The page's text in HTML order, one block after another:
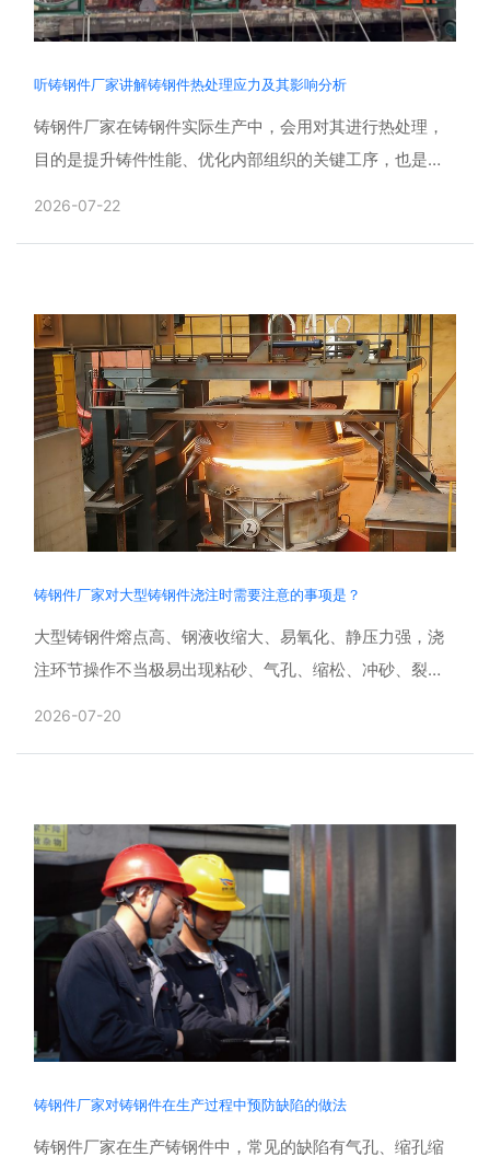
听铸钢件厂家讲解铸钢件热处理应力及其影响分析
铸钢件厂家在铸钢件实际生产中，会用对其进行热处理，
目的是提升铸件性能、优化内部组织的关键工序，也是把
2026-07-22
铸钢件厂家对大型铸钢件浇注时需要注意的事项是？
大型铸钢件熔点高、钢液收缩大、易氧化、静压力强，浇
注环节操作不当极易出现粘砂、气孔、缩松、冲砂、裂纹
2026-07-20
铸钢件厂家对铸钢件在生产过程中预防缺陷的做法
铸钢件厂家在生产铸钢件中，常见的缺陷有气孔、缩孔缩